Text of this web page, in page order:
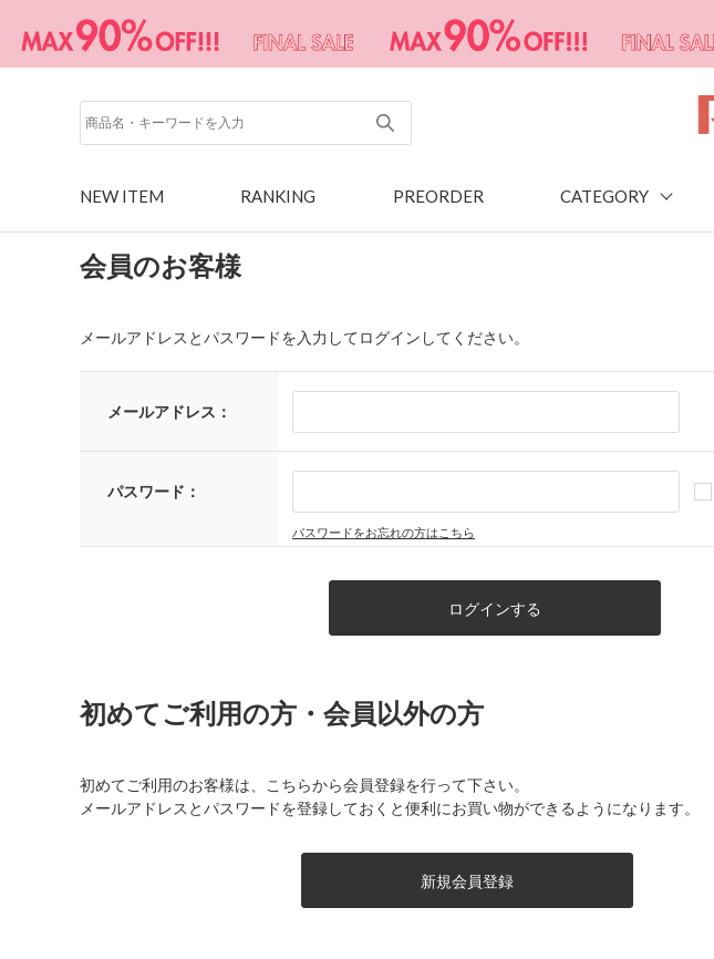
NEW ITEM RANKING PREORDER CATEGORY
会員のお客様
メールアドレスとパスワードを入力してログインしてください。
メールアドレス：
パスワード：
パスワードをお忘れの方はこちら
初めてご利用の方・会員以外の方
初めてご利用のお客様は、こちらから会員登録を行って下さい。
メールアドレスとパスワードを登録しておくと便利にお買い物ができるようになります。